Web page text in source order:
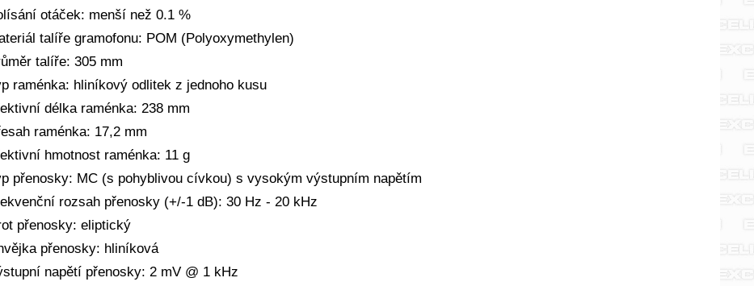
otáček: menší než 0.1 %
talíře gramofonu: POM (Polyoxymethylen)
talíře: 305 mm
raménka: hliníkový odlitek z jednoho kusu
délka raménka: 238 mm
raménka: 17,2 mm
hmotnost raménka: 11 g
přenosky: MC (s pohyblivou cívkou) s vysokým výstupním napětím
rozsah přenosky (+/-1 dB): 30 Hz - 20 kHz
přenosky: eliptický
přenosky: hliníková
napětí přenosky: 2 mV @ 1 kHz